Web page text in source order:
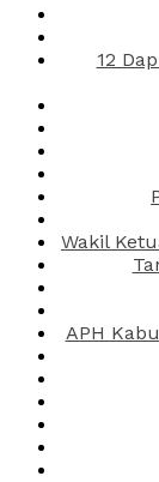
12
Wakil
APH